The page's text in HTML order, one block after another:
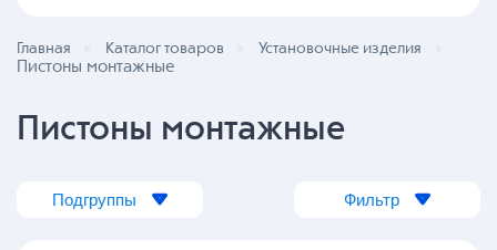
Главная Каталог товаров Установочные изделия
Пистоны монтажные
Пистоны монтажные
Подгруппы Фильтр